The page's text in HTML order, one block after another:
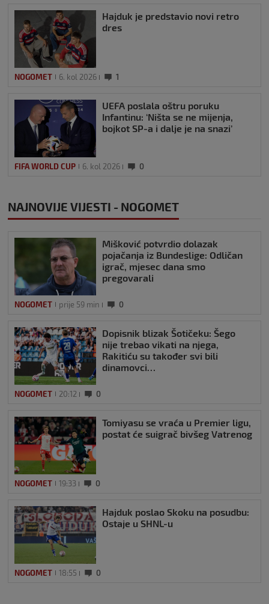
Hajduk je predstavio novi retro
dres
NOGOMET 6. kol 2026 1
UEFA poslala oštru poruku
Infantinu: ‘Ništa se ne mijenja,
bojkot SP-a i dalje je na snazi’
FIFA WORLD CUP 6. kol 2026 0
NAJNOVIJE VIJESTI - NOGOMET
Mišković potvrdio dolazak
pojačanja iz Bundeslige: Odličan
igrač, mjesec dana smo
pregovarali
NOGOMET prije 59 min 0
Dopisnik blizak Šotičeku: Šego
nije trebao vikati na njega,
Rakitiću su također svi bili
dinamovci…
NOGOMET 20:12 0
Tomiyasu se vraća u Premier ligu,
postat će suigrač bivšeg Vatrenog
NOGOMET 19:33 0
Hajduk poslao Skoku na posudbu:
Ostaje u SHNL-u
NOGOMET 18:55 0